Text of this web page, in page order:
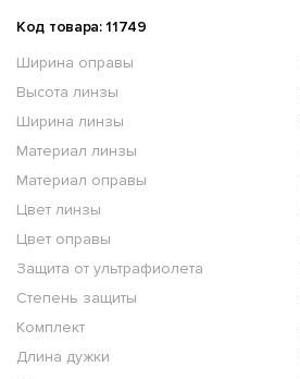
Код товара: 11749
Ширина оправы
Высота линзы
Ширина линзы
Материал линзы
Материал оправы
Цвет линзы
Цвет оправы
Защита от ультрафиолета
Степень защиты
Комплект
Длина дужки